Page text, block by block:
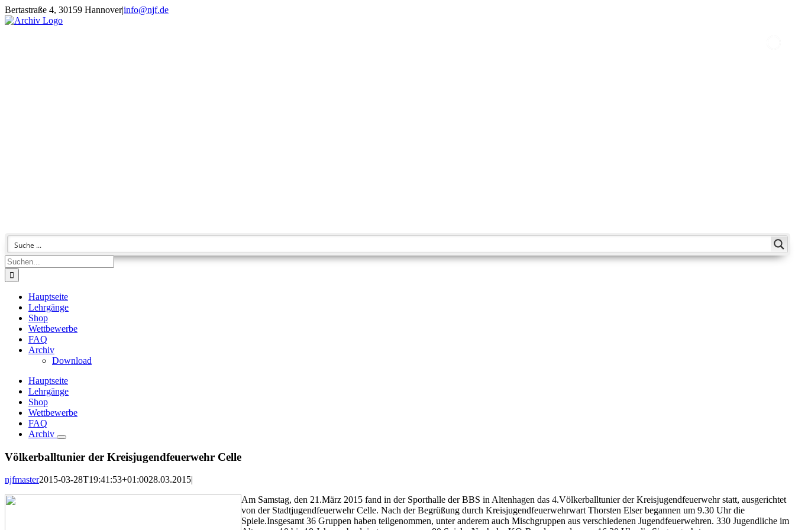
Zum
Inhalt
Bertastraße 4, 30159 Hannover|info@njf.de
Facebook
Instagram
YouTube
E-
Suche
nach:
Hauptseite
Lehrgänge
Shop
Wettbewerbe
FAQ
Archiv
Download
Hauptseite
Lehrgänge
Shop
Wettbewerbe
FAQ
Archiv
Völkerballtunier der Kreisjugendfeuerwehr Celle
njfmaster2015-03-28T19:41:53+01:0028.03.2015|
Am Samstag, den 21.März 2015 fand in der Sporthalle der BBS in Altenhagen das 4.Völkerballtunier der Kreisjugendfeuerwehr statt, ausgerichtet
von der Stadtjugendfeuerwehr Celle. Nach der Begrüßung durch Kreisjugendfeuerwehrwart Thorsten Elser begannen um 9.30 Uhr die
Spiele.Insgesamt 36 Gruppen haben teilgenommen, unter anderem auch Mischgruppen aus verschiedenen Jugendfeuerwehren. 330 Jugendliche im